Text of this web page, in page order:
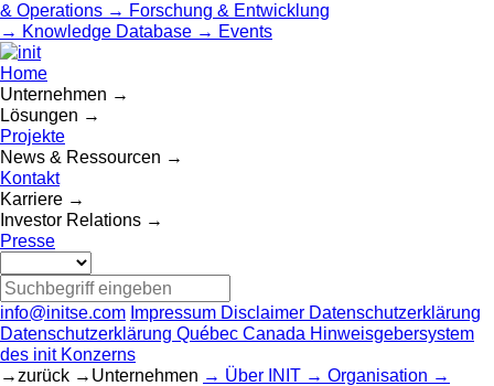
& Operations
Forschung & Entwicklung
Knowledge Database
Events
Home
Unternehmen
Lösungen
Projekte
News & Ressourcen
Kontakt
Karriere
Investor Relations
Presse
info@initse.com Impressum Disclaimer Datenschutzerklärung
Datenschutzerklärung Québec Canada Hinweisgebersystem
des init Konzerns
zurück
Unternehmen Über INIT
Organisation